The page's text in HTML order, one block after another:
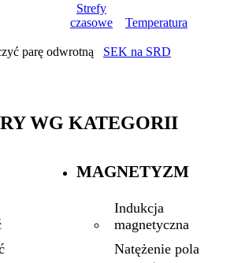
Strefy
czasowe
Temperatura
parę odwrotną SEK na SRD
WG KATEGORII
MAGNETYZM
Indukcja
magnetyczna
Natężenie pola